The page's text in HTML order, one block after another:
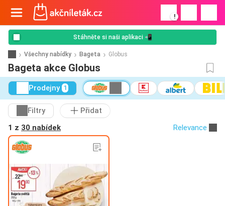
!
Stáhněte si naši aplikaci 📲
Všechny nabídky Bageta Globus
Bageta akce Globus
Prodejny 1
Filtry
Přidat
1 z 30 nabídek Relevance